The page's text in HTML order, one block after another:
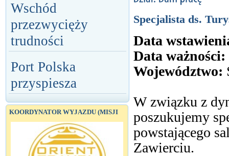
Wschód
przezwycięży
trudności
Port Polska
przyspiesza
KOORDYNATOR WYJAZDU (MISJI
Specjalista ds.
Data
Data ważności:
Województwo:
W związku z
poszukujemy
powstającego
Zawierciu.